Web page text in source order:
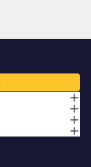
€41,99 EUR